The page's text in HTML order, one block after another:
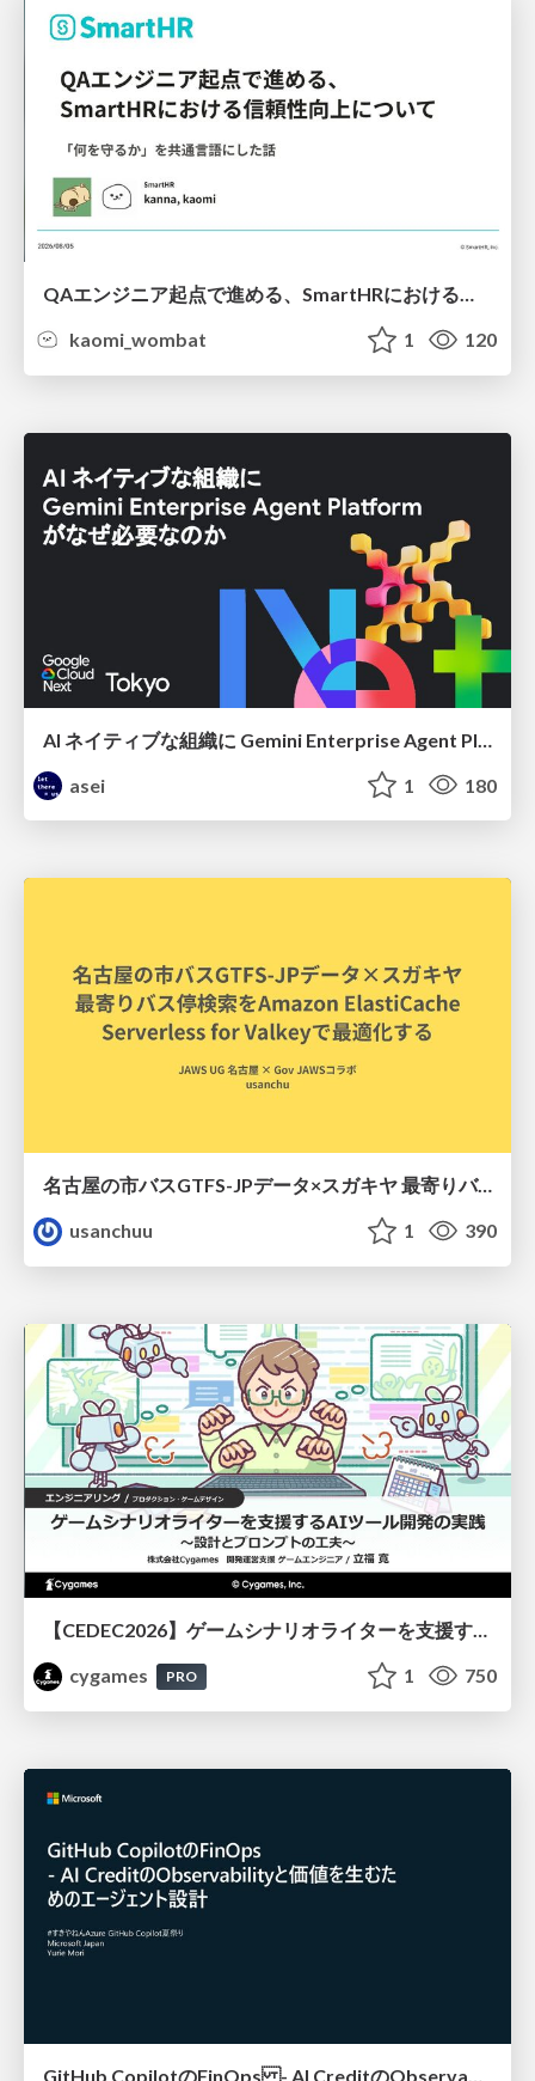
QAエンジニア起点で進める、SmartHRにおける信頼性向上について
kaomi_wombat
1 120
asei
1 180
名古屋の市バスGTFS-JPデータ×スガキヤ 最寄りバス停検索をAmazon ElastiCache Serverless for Valkeyで最適化する
usanchuu
1 390
【CEDEC2026】ゲームシナリオライターを支援するAIツール開発の実践 ― 設計とプロンプトの工夫 ―
cygames
PRO 1 750